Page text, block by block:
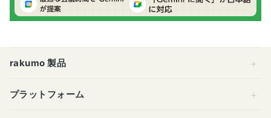
rakumo 製品
プラットフォーム